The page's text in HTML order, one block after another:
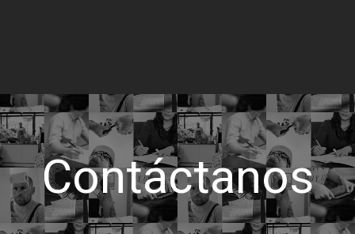
Contáctanos